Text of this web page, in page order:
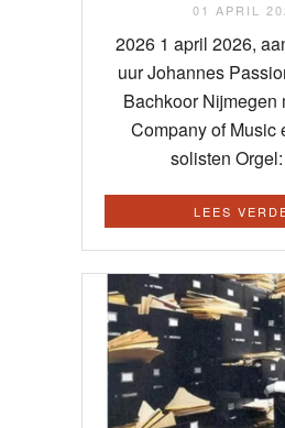
01 APRIL
2026 1 april 2026,
uur Johannes
Bachkoor Nijmegen
Company of Music
solisten
LEES